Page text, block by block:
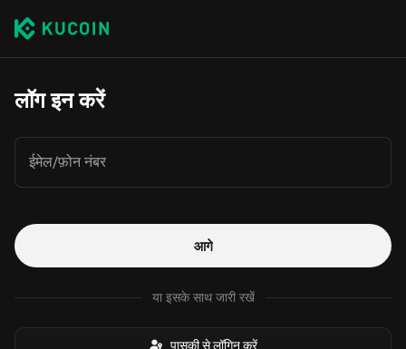
लॉग इन करें
ईमेल/फ़ोन नंबर
आगे
या इसके साथ जारी रखें
पासकी से लॉगिन करें